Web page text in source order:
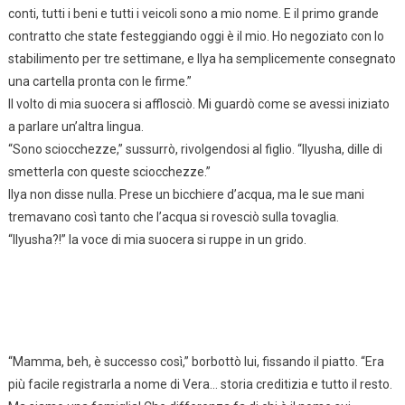
conti, tutti i beni e tutti i veicoli sono a mio nome. E il primo grande
contratto che state festeggiando oggi è il mio. Ho negoziato con lo
stabilimento per tre settimane, e Ilya ha semplicemente consegnato
una cartella pronta con le firme.”
Il volto di mia suocera si afflosciò. Mi guardò come se avessi iniziato
a parlare un’altra lingua.
“Sono sciocchezze,” sussurrò, rivolgendosi al figlio. “Ilyusha, dille di
smetterla con queste sciocchezze.”
Ilya non disse nulla. Prese un bicchiere d’acqua, ma le sue mani
tremavano così tanto che l’acqua si rovesciò sulla tovaglia.
“Ilyusha?!” la voce di mia suocera si ruppe in un grido.
“Mamma, beh, è successo così,” borbottò lui, fissando il piatto. “Era
più facile registrarla a nome di Vera… storia creditizia e tutto il resto.